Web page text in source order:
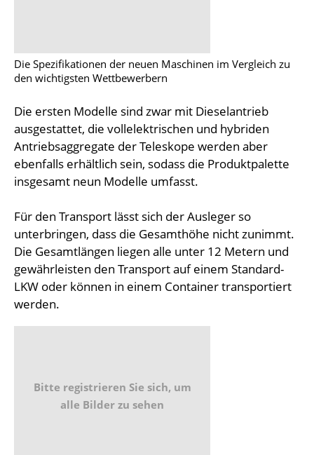
Die Spezifikationen der neuen Maschinen im Vergleich zu
den wichtigsten Wettbewerbern
Die ersten Modelle sind zwar mit Dieselantrieb
ausgestattet, die vollelektrischen und hybriden
Antriebsaggregate der Teleskope werden aber
ebenfalls erhältlich sein, sodass die Produktpalette
insgesamt neun Modelle umfasst.
Für den Transport lässt sich der Ausleger so
unterbringen, dass die Gesamthöhe nicht zunimmt.
Die Gesamtlängen liegen alle unter 12 Metern und
gewährleisten den Transport auf einem Standard-
LKW oder können in einem Container transportiert
werden.
Bitte registrieren Sie sich, um
alle Bilder zu sehen